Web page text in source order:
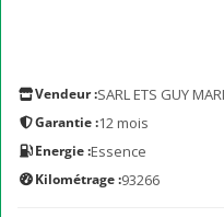
Vendeur :SARL ETS GUY
Garantie :12 mois
Energie :Essence
Kilométrage :93266